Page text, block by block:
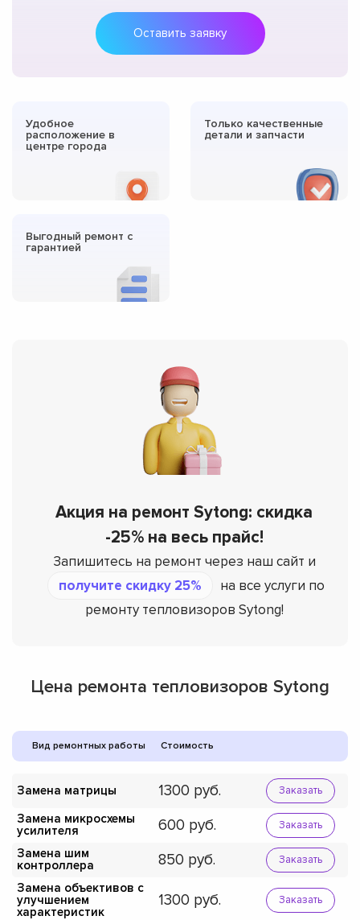
Оставить заявку
Удобное
расположение в
центре города
Только качественные
детали и запчасти
Выгодный ремонт с
гарантией
Акция на ремонт Sytong: скидка
-25% на весь прайс!
Запишитесь на ремонт через наш сайт и
получите скидку 25%
на все услуги по
ремонту тепловизоров Sytong!
Цена ремонта тепловизоров Sytong
Вид ремонтных работы Стоимость
Замена матрицы 1300 Заказать
Замена микросхемы
усилителя
600 Заказать
Замена шим
контроллера
850 Заказать
Замена объективов с
улучшением
характеристик
1300 Заказать